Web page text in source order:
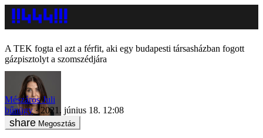
A TEK fogta el azt a férfit, aki egy budapesti társasházban fogott
gázpisztolyt a szomszédjára
Mészáros Juli
bűnügy
2021. június 18. 12:08
Megosztás